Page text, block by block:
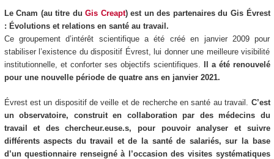
Le Cnam (au titre duGis Creapt) est un des partenaires du Gis Évrest
: Évolutions et relations en santé au travail.
Ce groupement d’intérêt scientifique a été créé en janvier 2009 pour
stabiliser l’existence du dispositif Évrest, lui donner une meilleure visibilité
institutionnelle, et conforter ses objectifs scientifiques.
Il a été renouvelé
pour une nouvelle période de quatre ans en janvier 2021.
Évrest est un dispositif de veille et de recherche en santé au travail.
C’est
un observatoire, construit en collaboration par des médecins du
travail et des chercheur.euse.s, pour pouvoir analyser et suivre
différents aspects du travail et de la santé de salariés, sur la base
d’un questionnaire renseigné à l’occasion des visites systématiques